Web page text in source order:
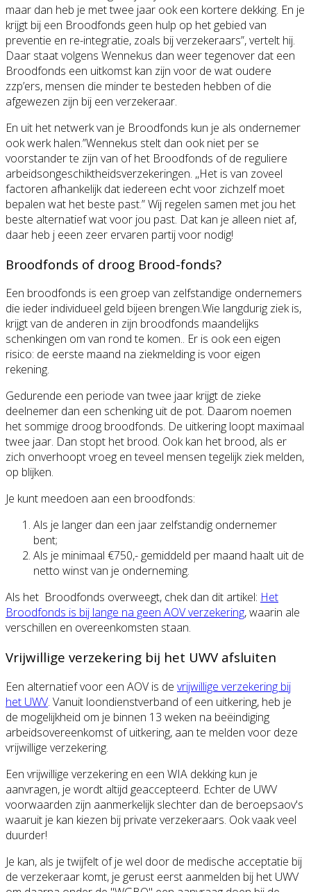
maar dan heb je met twee jaar ook een kortere dekking. En je
krijgt bij een Broodfonds geen hulp op het gebied van
preventie en re-integratie, zoals bij verzekeraars”, vertelt hij.
Daar staat volgens Wennekus dan weer tegenover dat een
Broodfonds een uitkomst kan zijn voor de wat oudere
zzp’ers, mensen die minder te besteden hebben of die
afgewezen zijn bij een verzekeraar.
En uit het netwerk van je Broodfonds kun je als ondernemer
ook werk halen.”Wennekus stelt dan ook niet per se
voorstander te zijn van of het Broodfonds of de reguliere
arbeidsongeschiktheidsverzekeringen. ,,Het is van zoveel
factoren afhankelijk dat iedereen echt voor zichzelf moet
bepalen wat het beste past.” Wij regelen samen met jou het
beste alternatief wat voor jou past. Dat kan je alleen niet af,
daar heb j eeen zeer ervaren partij voor nodig!
Broodfonds of droog Brood-fonds?
Een broodfonds is een groep van zelfstandige ondernemers
die ieder individueel geld bijeen brengen.Wie langdurig ziek is,
krijgt van de anderen in zijn broodfonds maandelijks
schenkingen om van rond te komen.. Er is ook een eigen
risico: de eerste maand na ziekmelding is voor eigen
rekening.
Gedurende een periode van twee jaar krijgt de zieke
deelnemer dan een schenking uit de pot. Daarom noemen
het sommige droog broodfonds. De uitkering loopt maximaal
twee jaar. Dan stopt het brood. Ook kan het brood, als er
zich onverhoopt vroeg en teveel mensen tegelijk ziek melden,
op blijken.
Je kunt meedoen aan een broodfonds:
Als je langer dan een jaar zelfstandig ondernemer
bent;
Als je minimaal €750,- gemiddeld per maand haalt uit de
netto winst van je onderneming.
Als het Broodfonds overweegt, chek dan dit artikel: Het
Broodfonds is bij lange na geen AOV verzekering, waarin ale
verschillen en overeenkomsten staan.
Vrijwillige verzekering bij het UWV afsluiten
Een alternatief voor een AOV is de vrijwillige verzekering bij
het UWV. Vanuit loondienstverband of een uitkering, heb je
de mogelijkheid om je binnen 13 weken na beëindiging
arbeidsovereenkomst of uitkering, aan te melden voor deze
vrijwillige verzekering.
Een vrijwillige verzekering en een WIA dekking kun je
aanvragen, je wordt altijd geaccepteerd. Echter de UWV
voorwaarden zijn aanmerkelijk slechter dan de beroepsaov's
waaruit je kan kiezen bij private verzekeraars. Ook vaak veel
duurder!
Je kan, als je twijfelt of je wel door de medische acceptatie bij
de verzekeraar komt, je gerust eerst aanmelden bij het UWV